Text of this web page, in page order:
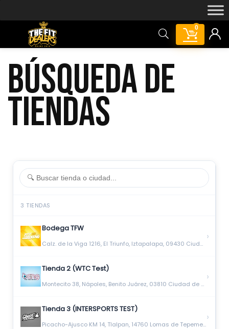
0
BÚSQUEDA DE
TIENDAS
3 TIENDAS
Bodega TFW
Calz. de la Viga 1216, El Triunfo, Iztapalapa, 09430 Ciudad de México, CDMX
›
Tienda 2 (WTC Test)
Montecito 38, Nápoles, Benito Juárez, 03810 Ciudad de México, CDMX
›
Tienda 3 (INTERSPORTS TEST)
Picacho-Ajusco KM 14, Tlalpan, 14760 Lomas de Tepemecatl, CDMX
›